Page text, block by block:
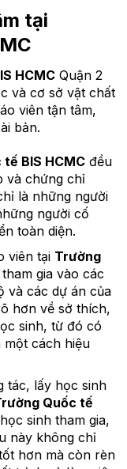
tại
HCMC Quận 2
và cơ sở vật chất
viên tận tâm,
bản.
BIS HCMCđều
và chứng chỉ
là những người
người cố
toàn diện.
viên tại Trường
gia vào các
và các dự án của
hơn về sở thích,
sinh, từ đó có
cách hiệu
tác, lấy học sinh
Quốc tế
sinh tham gia,
này không chỉ
hơn mà còn rèn